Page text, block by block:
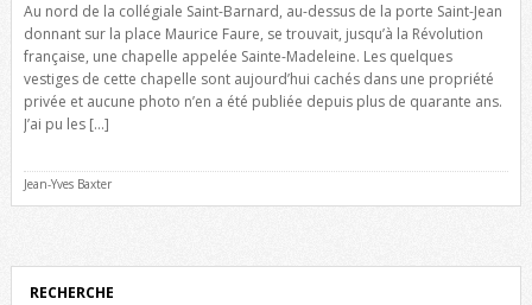
Au nord de la collégiale Saint-Barnard, au-dessus de la porte Saint-Jean
donnant sur la place Maurice Faure, se trouvait, jusqu’à la Révolution
française, une chapelle appelée Sainte-Madeleine. Les quelques
vestiges de cette chapelle sont aujourd’hui cachés dans une propriété
privée et aucune photo n’en a été publiée depuis plus de quarante ans.
J’ai pu les […]
Jean-Yves Baxter
RECHERCHE